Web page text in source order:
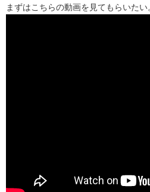
まずはこちらの動画を見てもらいたい